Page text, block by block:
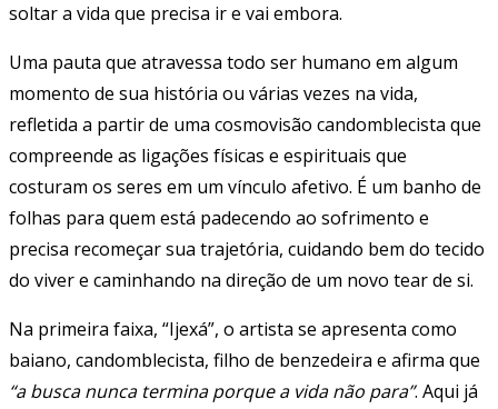
soltar a vida que precisa ir e vai embora.
Uma pauta que atravessa todo ser humano em algum
momento de sua história ou várias vezes na vida,
refletida a partir de uma cosmovisão candomblecista que
compreende as ligações físicas e espirituais que
costuram os seres em um vínculo afetivo. É um banho de
folhas para quem está padecendo ao sofrimento e
precisa recomeçar sua trajetória, cuidando bem do tecido
do viver e caminhando na direção de um novo tear de si.
Na primeira faixa, “Ijexá”, o artista se apresenta como
baiano, candomblecista, filho de benzedeira e afirma que
“a busca nunca termina porque a vida não para”. Aqui já